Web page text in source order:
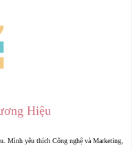
Hiệu
Mình yêu thích Công nghệ và Marketing,